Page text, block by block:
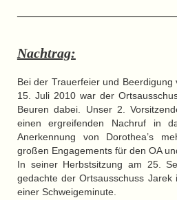
Nachtrag:
Bei der Trauerfeier und
15. Juli 2010 war der
Beuren dabei. Unser 2.
einen ergreifenden Nachruf in
Anerkennung von Dorothea’s
großen Engagements für den OA
In seiner Herbstsitzung am 25.
gedachte der Ortsausschuss Jarek
einer Schweigeminute.